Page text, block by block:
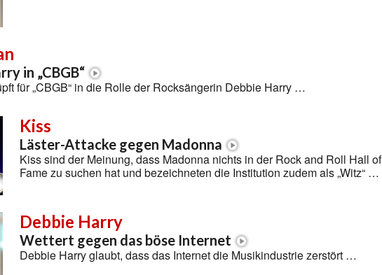
in „CBGB“
für „CBGB“ in die Rolle der Rocksängerin Debbie Harry …
Kiss
Läster-Attacke gegen Madonna
Kiss sind der Meinung, dass Madonna nichts in der Rock and Roll Hall of
Fame zu suchen hat und bezeichneten die Institution zudem als „Witz“ …
Debbie Harry
Wettert gegen das böse Internet
Debbie Harry glaubt, dass das Internet die Musikindustrie zerstört …